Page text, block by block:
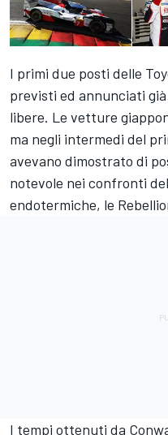
I primi due posti delle
previsti ed annunciati
libere. Le vetture
ma negli intermedi del
avevano dimostrato di
notevole nei confronti
endotermiche, le
I tempi ottenuti da